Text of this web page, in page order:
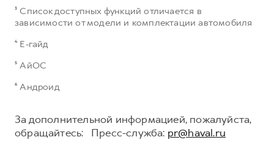
³ Список доступных функций отличается в
зависимости от модели и комплектации автомобиля
⁴ Е-гайд
⁵ АйОС
⁶ Андроид
За дополнительной информацией, пожалуйста,
обращайтесь: Пресс-служба: pr@haval.ru